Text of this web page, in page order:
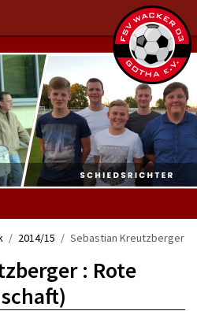
2014/15 Sebastian Kreutzberger
: Rote